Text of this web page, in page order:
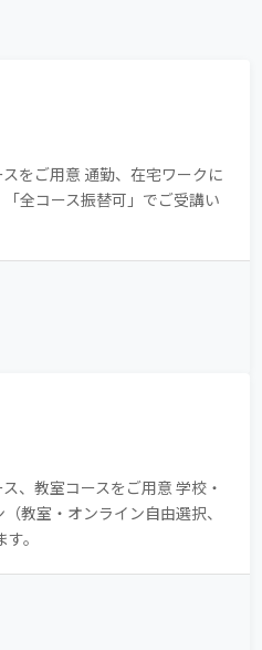
をご用意 通勤、在宅ワークに
全コース振替可」でご受講い
、教室コースをご用意 学校・
教室・オンライン自由選択、
。